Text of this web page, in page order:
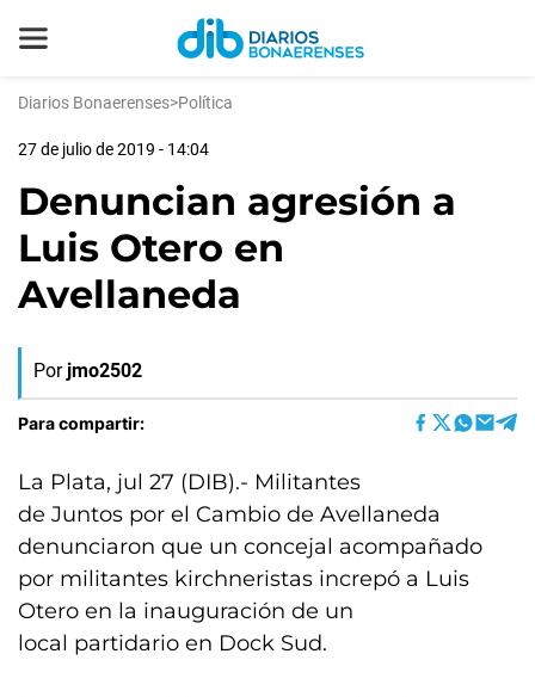
Diarios Bonaerenses>Política
27 de julio de 2019 - 14:04
Denuncian agresión a
Luis Otero en
Avellaneda
Por jmo2502
Para compartir:
La Plata, jul 27 (DIB).- Militantes
de Juntos por el Cambio de Avellaneda
denunciaron que un concejal acompañado
por militantes kirchneristas increpó a Luis
Otero en la inauguración de un
local partidario en Dock Sud.